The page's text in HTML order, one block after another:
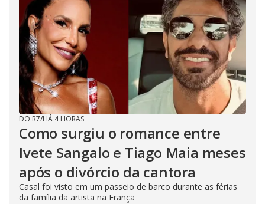
DO R7/HÁ 4 HORAS
Como surgiu o romance entre
Ivete Sangalo e Tiago Maia meses
após o divórcio da cantora
Casal foi visto em um passeio de barco durante as férias
da família da artista na França